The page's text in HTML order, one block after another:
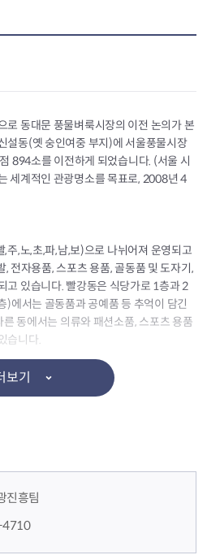
로 동대문 풍물벼룩시장의 이전 논의가 본
설동(옛 숭인여중 부지)에 서울풍물시장
894소를 이전하게 되었습니다. (서울 시
세계적인 관광명소를 목표로, 2008년 4
주,노,초,파,남,보)으로 나뉘어져 운영되고
, 전자용품, 스포츠 용품, 골동품 및 도자기,
고 있습니다. 빨강동은 식당가로 1층과 2
)에서는 골동품과 공예품 등 추억이 담긴
동에서는 의류와 패션소품, 스포츠 용품
습니다.
식당가는 오후10시까지)
보기
진흥팀